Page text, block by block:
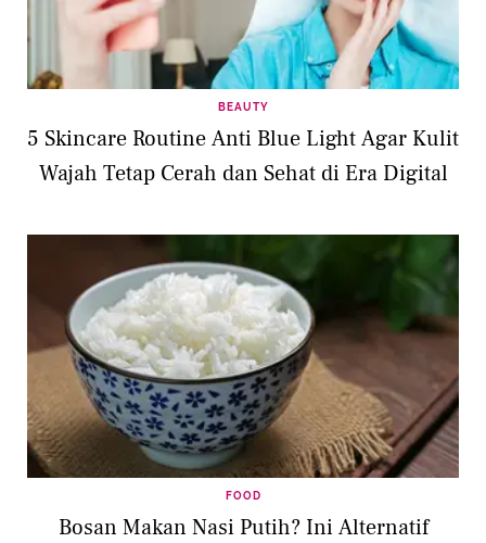
BEAUTY
5 Skincare Routine Anti Blue Light Agar Kulit
Wajah Tetap Cerah dan Sehat di Era Digital
FOOD
Bosan Makan Nasi Putih? Ini Alternatif